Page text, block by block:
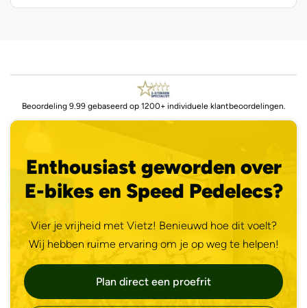
Beoordeling 9.99 gebaseerd op 1200+ individuele klantbeoordelingen.
Enthousiast geworden over
E-bikes en Speed Pedelecs?
Vier je vrijheid met Vietz! Benieuwd hoe dit voelt?
Wij hebben ruime ervaring om je op weg te helpen!
Plan direct een proefrit